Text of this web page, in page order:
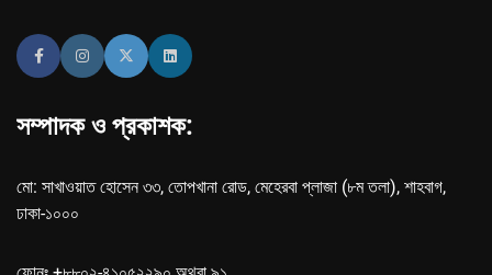
সম্পাদক ও প্রকাশক:
মো: সাখাওয়াত হোসেন ৩৩, তোপখানা রোড, মেহেরবা প্লাজা (৮ম তলা), শাহবাগ,
ঢাকা-১০০০